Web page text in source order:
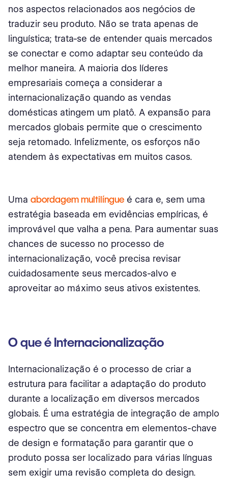
nos aspectos relacionados aos negócios de
traduzir seu produto. Não se trata apenas de
linguística; trata-se de entender quais mercados
se conectar e como adaptar seu conteúdo da
melhor maneira. A maioria dos líderes
empresariais começa a considerar a
internacionalização quando as vendas
domésticas atingem um platô. A expansão para
mercados globais permite que o crescimento
seja retomado. Infelizmente, os esforços não
atendem às expectativas em muitos casos.
Uma abordagem multilíngue é cara e, sem uma
estratégia baseada em evidências empíricas, é
improvável que valha a pena. Para aumentar suas
chances de sucesso no processo de
internacionalização, você precisa revisar
cuidadosamente seus mercados-alvo e
aproveitar ao máximo seus ativos existentes.
O que é Internacionalização
Internacionalização é o processo de criar a
estrutura para facilitar a adaptação do produto
durante a localização em diversos mercados
globais. É uma estratégia de integração de amplo
espectro que se concentra em elementos-chave
de design e formatação para garantir que o
produto possa ser localizado para várias línguas
sem exigir uma revisão completa do design.